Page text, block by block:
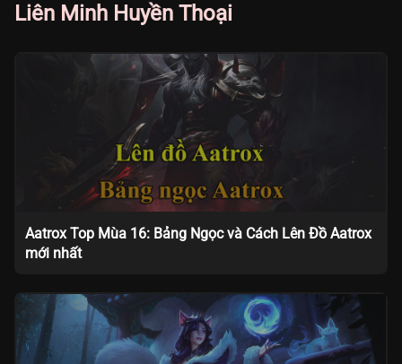
Liên Minh Huyền Thoại
Aatrox Top Mùa 16: Bảng Ngọc và Cách Lên Đồ Aatrox
mới nhất